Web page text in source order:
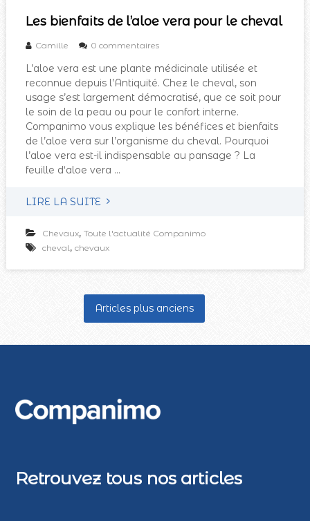
Les bienfaits de l’aloe vera pour le cheval
Camille 0 commentaires
L’aloe vera est une plante médicinale utilisée et
reconnue depuis l’Antiquité. Chez le cheval, son
usage s’est largement démocratisé, que ce soit pour
le soin de la peau ou pour le confort interne.
Companimo vous explique les bénéfices et bienfaits
de l’aloe vera sur l’organisme du cheval. Pourquoi
l’aloe vera est-il indispensable au pansage ? La
feuille d‘aloe vera …
LIRE LA SUITE
Chevaux, Toute l'actualité Companimo
cheval, chevaux
a
i
Articles plus anciens
Retrouvez tous nos articles